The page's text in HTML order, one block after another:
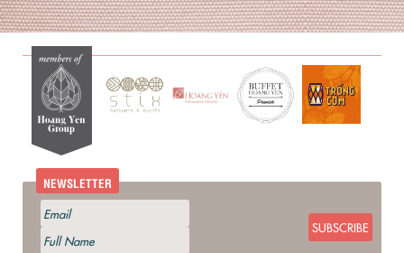
NEWSLETTER
SUBSCRIBE